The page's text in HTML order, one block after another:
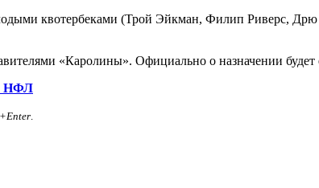
квотербеками (Трой Эйкман, Филип Риверс,
«Каролины». Официально о назначении
НФЛ
.